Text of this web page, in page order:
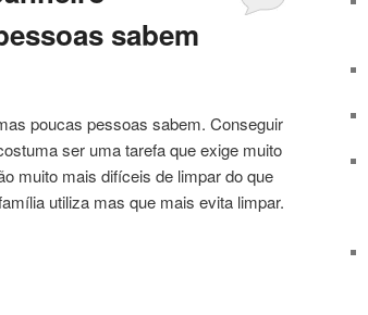
sabem
poucas pessoas sabem. Conseguir
ser uma tarefa que exige muito
muito mais difíceis de limpar do que
utiliza mas que mais evita limpar.